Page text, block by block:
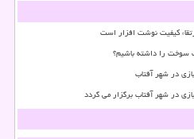
کیفیت نوشت افزار است
سوخت را داشته باشیم؟
در شهر آفتاب
در شهر آفتاب برگزار می گردد